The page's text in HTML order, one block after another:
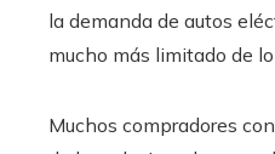
la demanda de autos
mucho más limitado de
Muchos compradores